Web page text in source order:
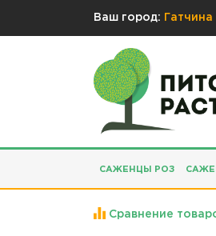
Ваш город: Гатчина
САЖЕНЦЫ РОЗ
Сравнение